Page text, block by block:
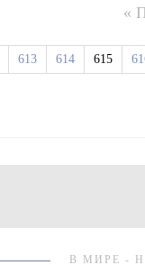
«
613 614 615
В МИРЕ -